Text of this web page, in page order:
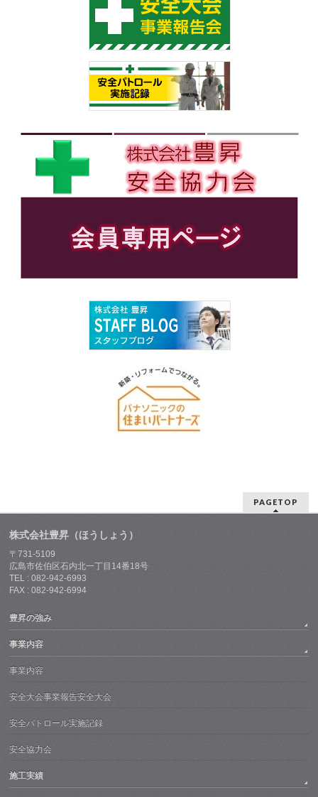
PAGETOP
株式会社豊昇（ほうしょう）
〒731-5109
広島市佐伯区石内北一丁目14番18号
TEL : 082-942-6993
FAX : 082-942-6994
豊昇の強み
事業内容
事業内容
安全大会事業報告安全大会
安全パトロール実施記録
安全協力会
施工実績